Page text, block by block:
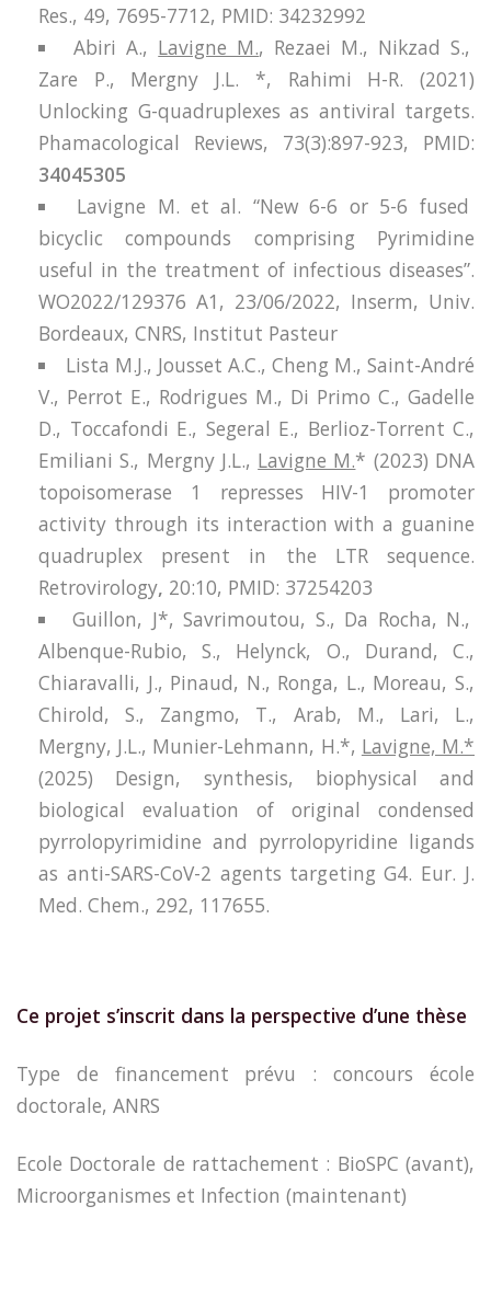
Res., 49, 7695-7712, PMID: 34232992
Abiri A., Lavigne M., Rezaei M., Nikzad S.,
Zare P., Mergny J.L. *, Rahimi H-R. (2021)
Unlocking G-quadruplexes as antiviral targets.
Phamacological Reviews, 73(3):897-923, PMID:
34045305
Lavigne M. et al. “New 6-6 or 5-6 fused
bicyclic compounds comprising Pyrimidine
useful in the treatment of infectious diseases”.
WO2022/129376 A1, 23/06/2022, Inserm, Univ.
Bordeaux, CNRS, Institut Pasteur
Lista M.J., Jousset A.C., Cheng M., Saint-André
V., Perrot E., Rodrigues M., Di Primo C., Gadelle
D., Toccafondi E., Segeral E., Berlioz-Torrent C.,
Emiliani S., Mergny J.L., Lavigne M.* (2023) DNA
topoisomerase 1 represses HIV-1 promoter
activity through its interaction with a guanine
quadruplex present in the LTR sequence.
Retrovirology, 20:10, PMID: 37254203
Guillon, J*, Savrimoutou, S., Da Rocha, N.,
Albenque-Rubio, S., Helynck, O., Durand, C.,
Chiaravalli, J., Pinaud, N., Ronga, L., Moreau, S.,
Chirold, S., Zangmo, T., Arab, M., Lari, L.,
Mergny, J.L., Munier-Lehmann, H.*, Lavigne, M.*
(2025) Design, synthesis, biophysical and
biological evaluation of original condensed
pyrrolopyrimidine and pyrrolopyridine ligands
as anti-SARS-CoV-2 agents targeting G4. Eur. J.
Med. Chem., 292, 117655.
Ce projet s’inscrit dans la perspective d’une thèse
Type de financement prévu : concours école
doctorale, ANRS
Ecole Doctorale de rattachement : BioSPC (avant),
Microorganismes et Infection (maintenant)